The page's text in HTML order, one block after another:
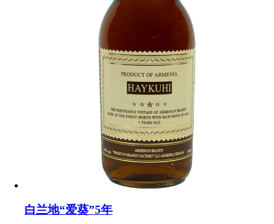
白兰地“爱葵”5年